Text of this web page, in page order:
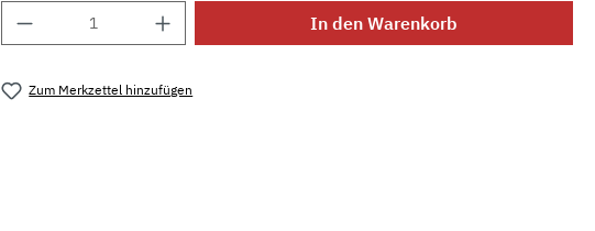
Produkt Anzahl: Gib den gewünschten Wert ein
In den Warenkorb
Zum Merkzettel hinzufügen